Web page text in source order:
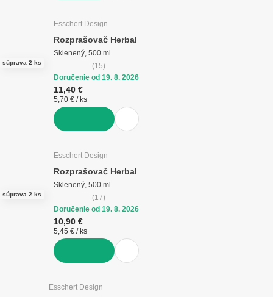
súprava 2 ks
Esschert Design
Rozprašovač Herbal
Sklenený, 500 ml
(15)
Doručenie od 19. 8. 2026
11,40 €
5,70 € / ks
súprava 2 ks
Esschert Design
Rozprašovač Herbal
Sklenený, 500 ml
(17)
Doručenie od 19. 8. 2026
10,90 €
5,45 € / ks
Esschert Design